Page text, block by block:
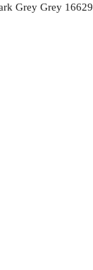
Grey Grey 16629